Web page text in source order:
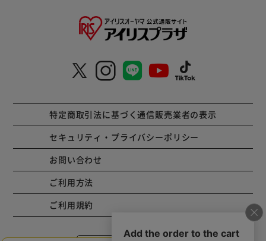
特定商取引法に基づく通信販売業者の表示
セキュリティ・プライバシーポリシー
お問い合わせ
ご利用方法
ご利用規約